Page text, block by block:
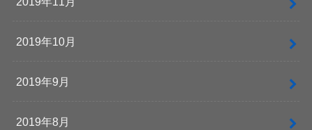
2019年10月
2019年9月
2019年8月